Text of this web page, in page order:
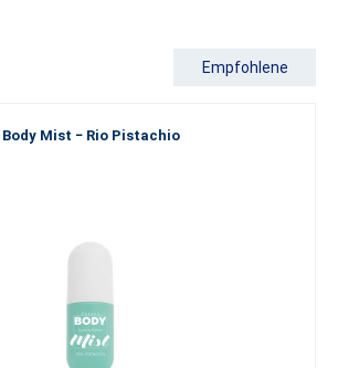
etwas wirklich Außergewöhnlichem, das die
„Luxury Perfume Collection“
Suche nach Ihrer Richtung sind, empfehlen
nach
der Haute Parfumerie verzaubern und wählen
, das Ihr wahres Ich am besten zum
Empfohlene
Body Mist − Rio Pistachio